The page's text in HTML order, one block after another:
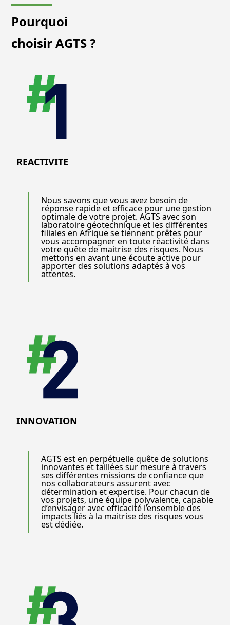
Pourquoi
choisir AGTS ?
REACTIVITE
Nous savons que vous avez besoin de
réponse rapide et efficace pour une gestion
optimale de votre projet. AGTS avec son
laboratoire géotechnique et les différentes
filiales en Afrique se tiennent prêtes pour
vous accompagner en toute réactivité dans
votre quête de maitrise des risques. Nous
mettons en avant une écoute active pour
apporter des solutions adaptés à vos
attentes.
INNOVATION
AGTS est en perpétuelle quête de solutions
innovantes et taillées sur mesure à travers
ses différentes missions de confiance que
nos collaborateurs assurent avec
détermination et expertise. Pour chacun de
vos projets, une équipe polyvalente, capable
d’envisager avec efficacité l’ensemble des
impacts liés à la maitrise des risques vous
est dédiée.